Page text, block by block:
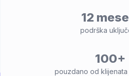
12
podrška
100+
pouzdano od klijenata